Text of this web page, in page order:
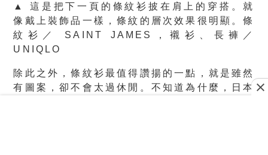
▲ 這是把下一頁的條紋衫披在肩上的穿搭。就
像戴上裝飾品一樣，條紋的層次效果很明顯。條
紋衫／ SAINT JAMES，襯衫、長褲／
UNIQLO
除此之外，條紋衫最值得讚揚的一點，就是雖然
有圖案，卻不會太過休閒。不知道為什麼，日本